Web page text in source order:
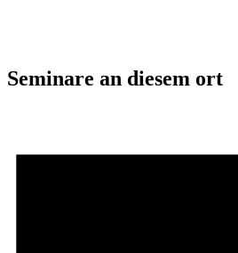
Seminare an diesem ort